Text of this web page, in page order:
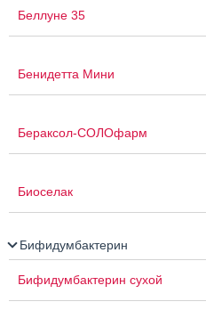
Беллуне 35
Бенидетта Мини
Бераксол-СОЛОфарм
Биоселак
Бифидумбактерин
Бифидумбактерин сухой